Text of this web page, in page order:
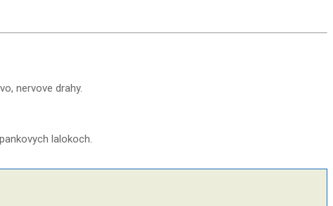
nervove drahy.
lalokoch.